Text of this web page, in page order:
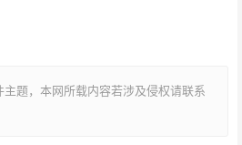
题，本网所载内容若涉及侵权请联系